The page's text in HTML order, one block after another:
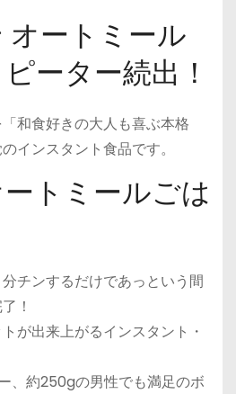
ートミール
ーター続出！
和食好きの大人も喜ぶ本格
インスタント食品です。
トミールごは
チンするだけであっという間
！
が出来上がるインスタント・
、約250gの男性でも満足のボ